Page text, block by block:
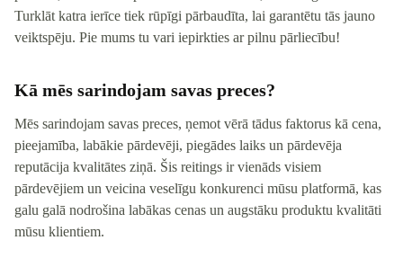
Turklāt katra ierīce tiek rūpīgi pārbaudīta, lai garantētu tās jauno
veiktspēju. Pie mums tu vari iepirkties ar pilnu pārliecību!
Kā mēs sarindojam savas preces?
Mēs sarindojam savas preces, ņemot vērā tādus faktorus kā cena,
pieejamība, labākie pārdevēji, piegādes laiks un pārdevēja
reputācija kvalitātes ziņā. Šis reitings ir vienāds visiem
pārdevējiem un veicina veselīgu konkurenci mūsu platformā, kas
galu galā nodrošina labākas cenas un augstāku produktu kvalitāti
mūsu klientiem.